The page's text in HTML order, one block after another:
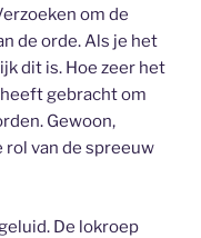
om de
de orde. Als je het
dit is. Hoe zeer het
gebracht om
Gewoon,
van de spreeuw
De lokroep